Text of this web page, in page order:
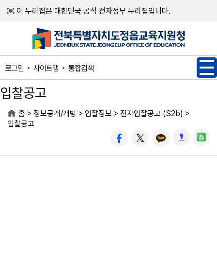
이 누리집은 대한민국 공식 전자정부 누리집입니다.
로그인 사이트맵 통합검색
입찰공고
홈 > 정보공개/개방 > 입찰정보 > 전자입찰공고 (S2b) >
입찰공고